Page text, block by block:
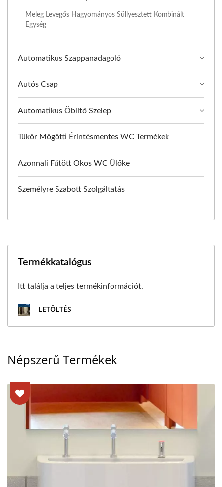
Meleg Levegős Hagyományos Süllyesztett Kombinált
Egység
Automatikus Szappanadagoló
Autós Csap
Automatikus Öblítő Szelep
Tükör Mögötti Érintésmentes WC Termékek
Azonnali Fűtött Okos WC Ülőke
Személyre Szabott Szolgáltatás
Termékkatalógus
Itt találja a teljes termékinformációt.
LETÖLTÉS
Népszerű Termékek